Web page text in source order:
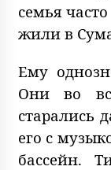
семья
жили в
Ему
Они во
старались
его с
бассейн.